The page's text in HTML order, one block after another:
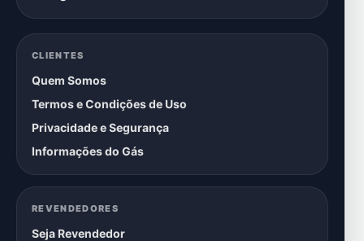
CLIENTES
Quem Somos
Termos e Condições de Uso
Privacidade e Segurança
Informações do Gás
REVENDEDORES
Seja Revendedor